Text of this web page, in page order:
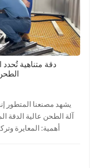
دقة متناهية تُحدد
الطحن
أهمية: المعايرة
الإنتاجية لمحامل
لأهميتها